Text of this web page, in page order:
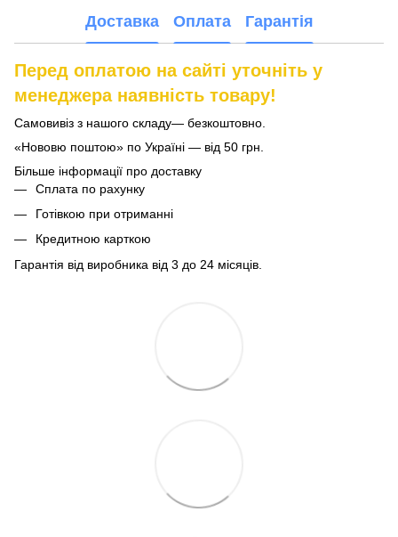
Доставка Оплата Гарантія
Перед оплатою на сайті уточніть у
менеджера наявність товару!
Самовивіз з нашого складу— безкоштовно.
«Нововю поштою» по Україні — від 50 грн.
Більше інформації про доставку
Сплата по рахунку
Готівкою при отриманні
Кредитною карткою
Гарантія від виробника від 3 до 24 місяців.